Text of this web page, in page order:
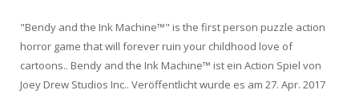
"Bendy and the Ink Machine™" is the first person puzzle action
horror game that will forever ruin your childhood love of
cartoons.. Bendy and the Ink Machine™ ist ein Action Spiel von
Joey Drew Studios Inc.. Veröffentlicht wurde es am 27. Apr. 2017